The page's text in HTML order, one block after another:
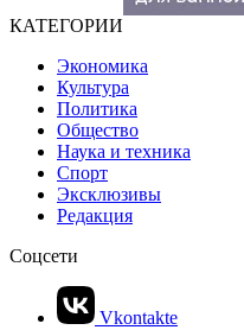
КАТЕГОРИИ
Экономика
Культура
Политика
Общество
Наука и техника
Спорт
Эксклюзивы
Редакция
Соцсети
Vkontakte